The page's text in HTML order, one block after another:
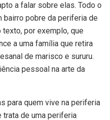
a falar sobre elas. Todo o
bairro pobre da periferia de
texto, por exemplo, que
a uma família que retira
de marisco e sururu.
pessoal na arte da
para quem vive na periferia
trata de uma periferia